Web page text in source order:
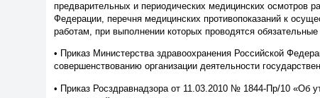
предварительных и периодических медицинских осмотров
Федерации, перечня медицинских противопоказаний к
работам, при выполнении которых проводятся
• Приказ Министерства здравоохранения Российской
совершенствованию организации деятельности
• Приказ Росздравнадзора от 11.03.2010 № 1844-Пр/10 «Об